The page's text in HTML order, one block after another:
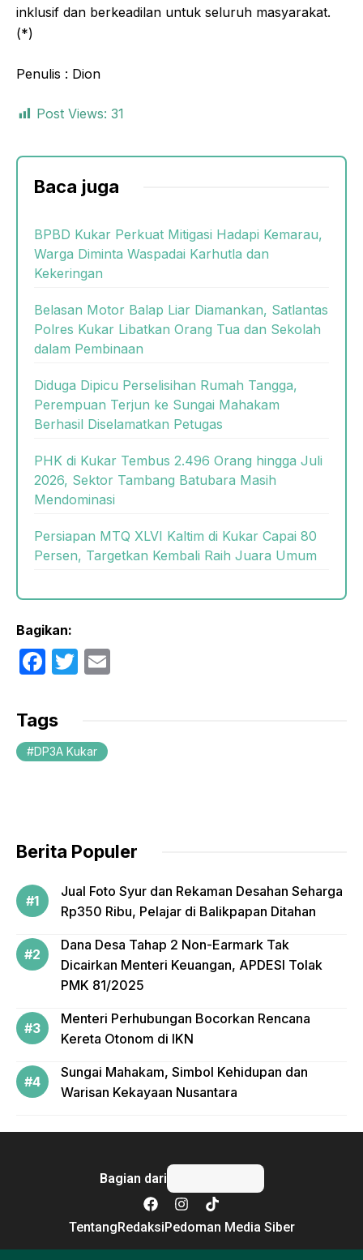
inklusif dan berkeadilan untuk seluruh masyarakat.
(*)
Penulis : Dion
Post Views: 31
Baca juga
BPBD Kukar Perkuat Mitigasi Hadapi Kemarau,
Warga Diminta Waspadai Karhutla dan
Kekeringan
Belasan Motor Balap Liar Diamankan, Satlantas
Polres Kukar Libatkan Orang Tua dan Sekolah
dalam Pembinaan
Diduga Dipicu Perselisihan Rumah Tangga,
Perempuan Terjun ke Sungai Mahakam
Berhasil Diselamatkan Petugas
PHK di Kukar Tembus 2.496 Orang hingga Juli
2026, Sektor Tambang Batubara Masih
Mendominasi
Persiapan MTQ XLVI Kaltim di Kukar Capai 80
Persen, Targetkan Kembali Raih Juara Umum
Bagikan:
F
c
e
b
k
T
er
Tags
DP3A Kukar
Berita Populer
Jual Foto Syur dan Rekaman Desahan Seharga
Rp350 Ribu, Pelajar di Balikpapan Ditahan
Dana Desa Tahap 2 Non-Earmark Tak
Dicairkan Menteri Keuangan, APDESI Tolak
PMK 81/2025
Menteri Perhubungan Bocorkan Rencana
Kereta Otonom di IKN
Sungai Mahakam, Simbol Kehidupan dan
Warisan Kekayaan Nusantara
Bagian dari
TentangRedaksiPedoman Media Siber